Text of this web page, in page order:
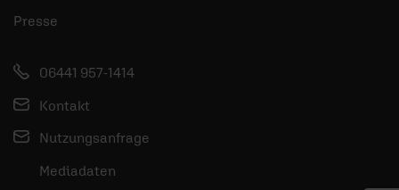
Presse
06441 957-1414
Kontakt
Nutzungsanfrage
Mediadaten